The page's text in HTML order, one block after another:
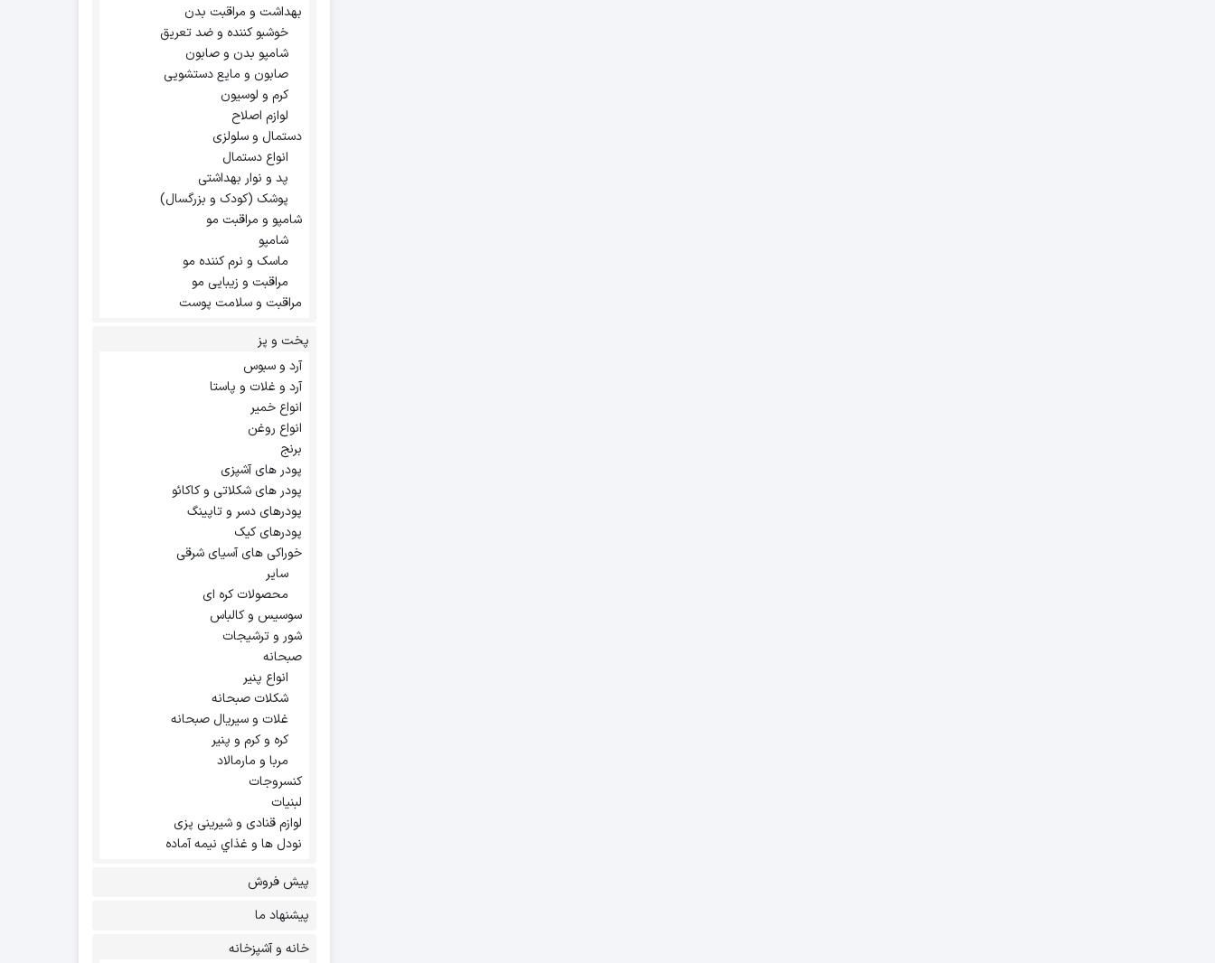
بهداشت و مراقبت بدن
خوشبو کننده و ضد تعریق
شامپو بدن و صابون
صابون و مایع دستشویی
کرم و لوسیون
لوازم اصلاح
دستمال و سلولزی
انواع دستمال
پد و نوار بهداشتی
پوشک (کودک و بزرگسال)
شامپو و مراقبت مو
شامپو
ماسک و نرم کننده مو
مراقبت و زیبایی مو
مراقبت و سلامت پوست
پخت و پز
آرد و سبوس
آرد و غلات و پاستا
انواع خمیر
انواع روغن
برنج
پودر های آشپزی
پودر های شکلاتی و کاکائو
پودرهای دسر و تاپینگ
پودرهای کیک
خوراکی های آسیای شرقی
سایر
محصولات کره ای
سوسیس و کالباس
شور و ترشیجات
صبحانه
انواع پنیر
شکلات صبحانه
غلات و سیریال صبحانه
کره و کرم و پنیر
مربا و مارمالاد
کنسروجات
لبنیات
لوازم قنادی و شیرینی پزی
نودل ها و غذاي نيمه آماده
پیش فروش
پیشنهاد ما
خانه و آشپزخانه